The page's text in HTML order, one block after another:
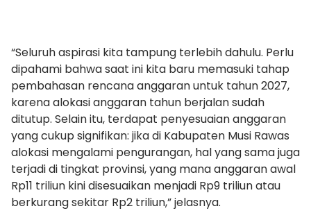
“Seluruh aspirasi kita tampung terlebih dahulu. Perlu
dipahami bahwa saat ini kita baru memasuki tahap
pembahasan rencana anggaran untuk tahun 2027,
karena alokasi anggaran tahun berjalan sudah
ditutup. Selain itu, terdapat penyesuaian anggaran
yang cukup signifikan: jika di Kabupaten Musi Rawas
alokasi mengalami pengurangan, hal yang sama juga
terjadi di tingkat provinsi, yang mana anggaran awal
Rp11 triliun kini disesuaikan menjadi Rp9 triliun atau
berkurang sekitar Rp2 triliun,” jelasnya.